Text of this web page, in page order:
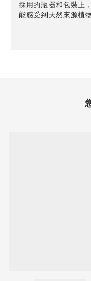
採用的瓶器和包裝上
能感受到天然來源植